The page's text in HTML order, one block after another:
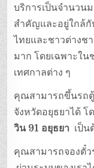
บริการเป็นจำนวน
สำคัญและอยู่ใกล้กั
ไทยและชาวต่างช
มาก โดยเฉพาะใ
เทศกาลต่าง ๆ
คุณสามารถขึ้นรถตู้
จังหวัดอยุธยาได้
วิน 91 อยุธยา เป็น
คุณสามารถจองตั๋ว